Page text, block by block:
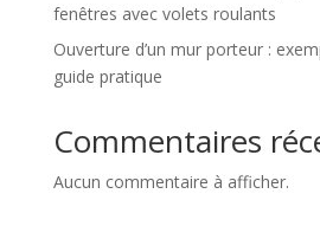
fenêtres avec volets roulants
Ouverture d’un mur porteur :
guide pratique
Commentaires
Aucun commentaire à afficher.